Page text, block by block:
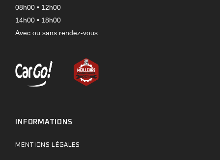
08h00 • 12h00
14h00 • 18h00
Avec ou sans rendez-vous
INFORMATIONS
MENTIONS LÉGALES